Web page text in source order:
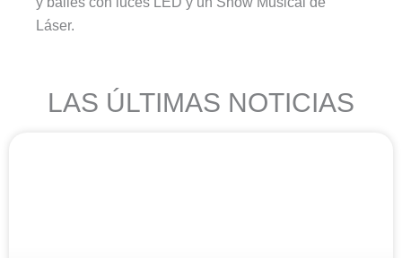
Láser.
LAS ÚLTIMAS NOTICIAS